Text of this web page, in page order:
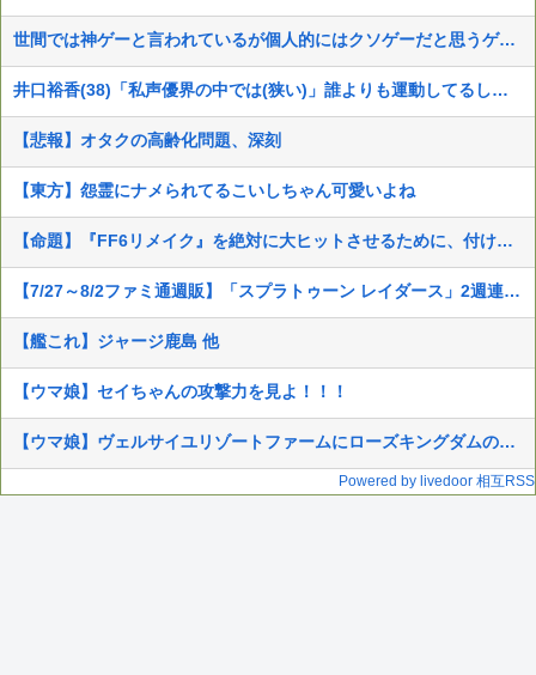
世間では神ゲーと言われているが個人的にはクソゲーだと思うゲーム挙げてけ
井口裕香(38)「私声優界の中では(狭い)」誰よりも運動してるしお尻仕上がってると自負してます。負けないっ！」
【悲報】オタクの高齢化問題、深刻
【東方】怨霊にナメられてるこいしちゃん可愛いよね
【命題】『FF6リメイク』を絶対に大ヒットさせるために、付け加えるべき要素
【7/27～8/2ファミ通週販】「スプラトゥーン レイダース」2週連続1位！ほか新作に「ほの暮しの庭」「ブルーリフレクション カルテット」などランクイン！！
【艦これ】ジャージ鹿島 他
【ウマ娘】セイちゃんの攻撃力を見よ！！！
【ウマ娘】ヴェルサイユリゾートファームにローズキングダムのパネルが到着
Powered by livedoor 相互RSS